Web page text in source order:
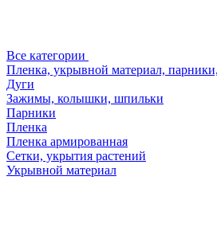
Все категории
Пленка, укрывной материал,
Дуги
Зажимы, колышки, шпильки
Парники
Пленка
Пленка армированная
Сетки, укрытия растений
Укрывной материал